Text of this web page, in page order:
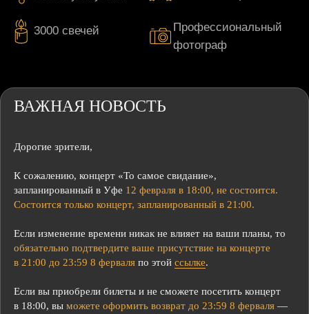
ВАЖНАЯ НОВОСТЬ
Дорогие зрители,
К сожалению, концерт «То самое свидание»,
запланированный в Уфе 12 февраля в 18:00, не состоится.
Состоится только концерт, запланированный в 21:00.
Если изменение времени никак не влияет на ваши планы, то
обязательно подтвердите ваше присутствие на концерте
в 21:00 до 23:59 8 ферваля по этой ссылке.
Если вы приобрели билеты и не сможете посетить концерт
в 18:00, вы можете оформить возврат до 23:59 8 ферваля —